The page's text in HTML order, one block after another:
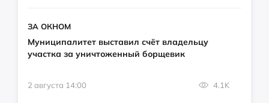
ЗА ОКНОМ
Муниципалитет выставил счёт владельцу
участка за уничтоженный борщевик
2 августа 14:00 4.1K